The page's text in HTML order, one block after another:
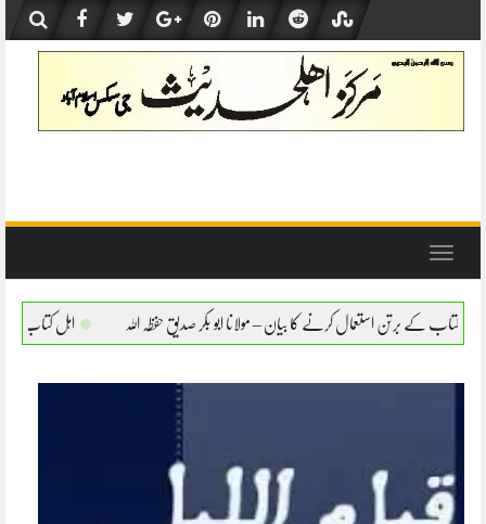
content
Toggle
کرنے کا بیان – مولانا ابو بکر صدیق حفظہ اللہ اہل کتاب کے برتن استعمال کرنے کا